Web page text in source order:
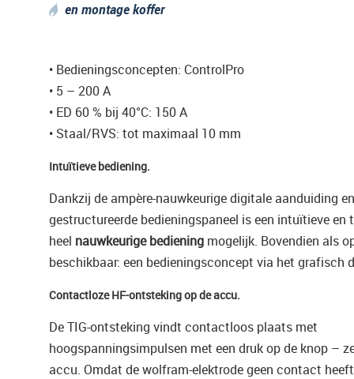
en montage koffer
• Bedieningsconcepten: ControlPro
• 5 – 200 A
• ED 60 % bij 40°C: 150 A
• Staal/RVS: tot maximaal 10 mm
Intuïtieve bediening.
Dankzij de ampère-nauwkeurige digitale aanduiding
gestructureerde bedieningspaneel is een intuïtieve en
heel nauwkeurige bediening mogelijk. Bovendien als
beschikbaar: een bedieningsconcept via het grafisch
Contactloze HF-ontsteking op de accu.
De TIG-ontsteking vindt contactloos plaats met
hoogspanningsimpulsen met een druk op de knop –
accu. Omdat de wolfram-elektrode geen contact